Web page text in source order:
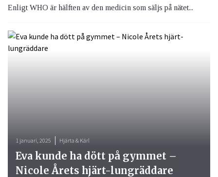
Enligt WHO är hälften av den medicin som säljs på nätet...
1 januari, 2025 Hjärta & Kärl
Eva kunde ha dött på gymmet –
Nicole Årets hjärt-lungräddare